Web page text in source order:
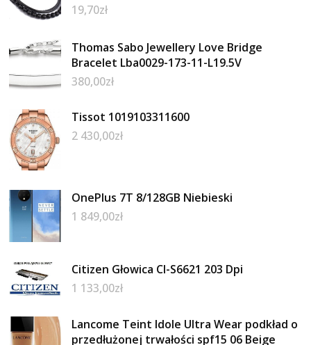
19,70zł
Thomas Sabo Jewellery Love Bridge
Bracelet Lba0029-173-11-L19.5V
380,00zł
Tissot 1019103311600
2 430,00zł
OnePlus 7T 8/128GB Niebieski
1 849,00zł
Citizen Głowica Cl-S6621 203 Dpi
1 133,00zł
Lancome Teint Idole Ultra Wear podkład o
przedłużonej trwałości spf15 06 Beige